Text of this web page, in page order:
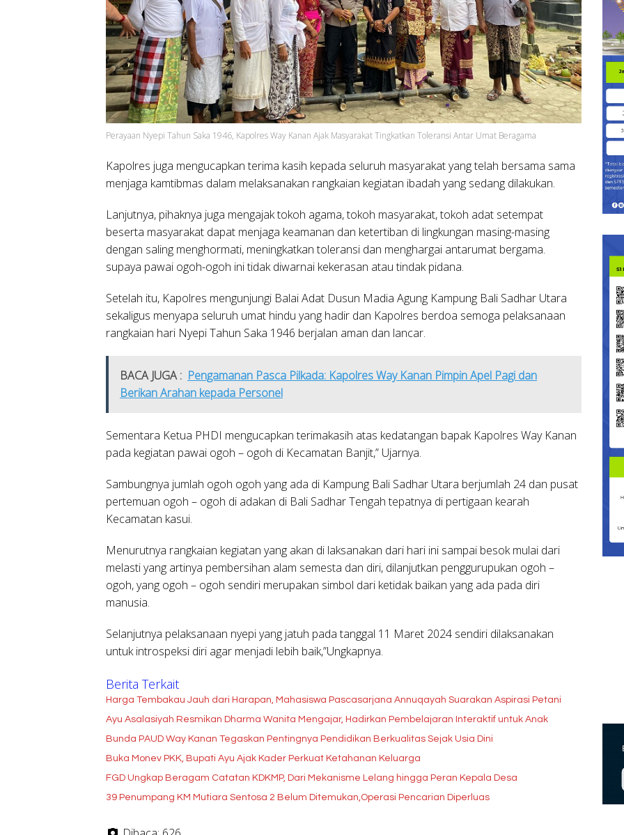
Perayaan Nyepi Tahun Saka 1946, Kapolres Way Kanan Ajak Masyarakat Tingkatkan Toleransi Antar Umat Beragama
Kapolres juga mengucapkan terima kasih kepada seluruh masyarakat yang telah bersama sama
menjaga kamtibmas dalam melaksanakan rangkaian kegiatan ibadah yang sedang dilakukan.
Lanjutnya, pihaknya juga mengajak tokoh agama, tokoh masyarakat, tokoh adat setempat
beserta masyarakat dapat menjaga keamanan dan ketertiban di lingkungan masing-masing
dengan saling menghormati, meningkatkan toleransi dan menghargai antarumat bergama.
supaya pawai ogoh-ogoh ini tidak diwarnai kekerasan atau tindak pidana.
Setelah itu, Kapolres mengunjungi Balai Adat Dusun Madia Agung Kampung Bali Sadhar Utara
sekaligus menyapa seluruh umat hindu yang hadir dan Kapolres berdoa semoga pelaksanaan
rangkaian hari Nyepi Tahun Saka 1946 berjalan aman dan lancar.
BACA JUGA : Pengamanan Pasca Pilkada: Kapolres Way Kanan Pimpin Apel Pagi dan
Berikan Arahan kepada Personel
Sementara Ketua PHDI mengucapkan terimakasih atas kedatangan bapak Kapolres Way Kanan
pada kegiatan pawai ogoh – ogoh di Kecamatan Banjit,” Ujarnya.
Sambungnya jumlah ogoh ogoh yang ada di Kampung Bali Sadhar Utara berjumlah 24 dan pusat
pertemuan ogoh – ogoh di adakan di Bali Sadhar Tengah tepatnya di pertigaan kearah
Kecamatan kasui.
Menurutnya rangkaian kegiatan yang akan di laksanakan dari hari ini sampai besok mulai dari
melasti yang artinya pembersihan alam semesta dan diri, dilanjutkan penggurupukan ogoh –
ogoh, yang ogoh – ogoh sendiri merupakan simbol dari ketidak baikan yang ada pada diri
manusia.
Selanjutnya pelaksanaan nyepi yang jatuh pada tanggal 11 Maret 2024 sendiri dilaksanakan
untuk introspeksi diri agar menjadi lebih baik,”Ungkapnya.
Berita Terkait
Harga Tembakau Jauh dari Harapan, Mahasiswa Pascasarjana Annuqayah Suarakan Aspirasi Petani
Ayu Asalasiyah Resmikan Dharma Wanita Mengajar, Hadirkan Pembelajaran Interaktif untuk Anak
Bunda PAUD Way Kanan Tegaskan Pentingnya Pendidikan Berkualitas Sejak Usia Dini
Buka Monev PKK, Bupati Ayu Ajak Kader Perkuat Ketahanan Keluarga
FGD Ungkap Beragam Catatan KDKMP, Dari Mekanisme Lelang hingga Peran Kepala Desa
39 Penumpang KM Mutiara Sentosa 2 Belum Ditemukan,Operasi Pencarian Diperluas